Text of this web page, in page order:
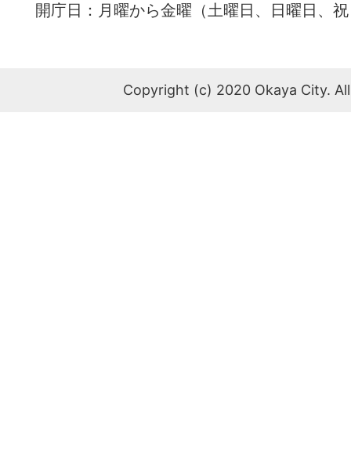
開庁日：月曜から金曜（土曜日、日曜日、
Copyright (c) 2020 Okaya City.